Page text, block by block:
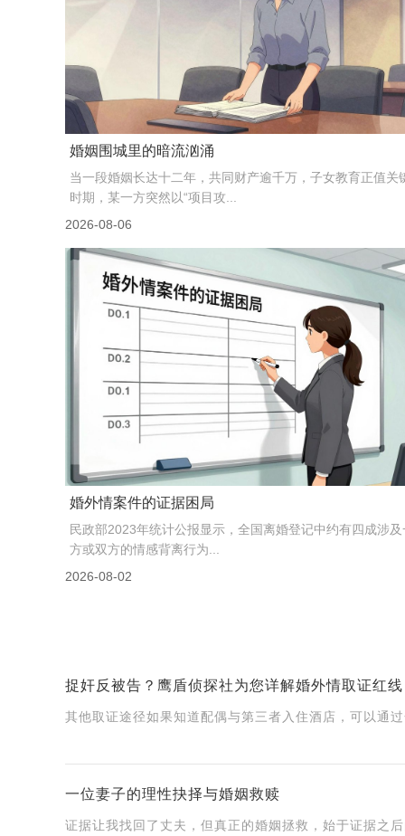
高价的出轨证据，正在成为离婚战场...
2024年一项婚恋调查显示，超过67%的离婚案件中，无过错
会主张对方存在婚内过错，而其中近半数曾主动...
2026-08-06
丈夫保存的1800页聊天记录到底...
2024年，司法大数据研究院发布了一份婚姻家事纠纷专题报
告，里面有个数据值得我们所有人关注：在涉及离婚...
2026-08-03
捉奸反被告？鹰盾侦探社为您详解婚外情取证红线
其他取证途径如果知道配偶与第三者入住酒店，可以通
一位妻子的理性抉择与婚姻救赎
证据让我找回了丈夫，但真正的婚姻拯救，始于证据之